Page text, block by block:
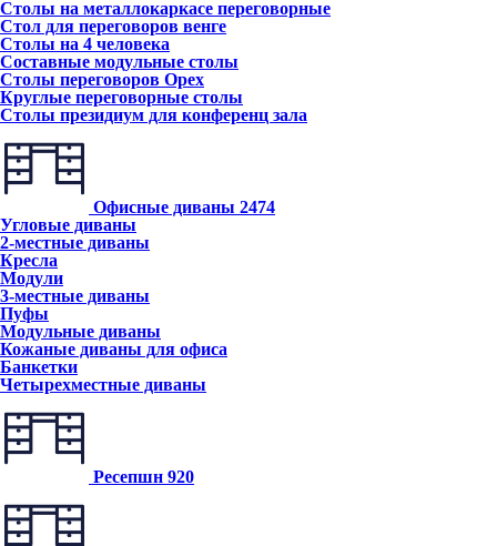
Столы на металлокаркасе переговорные
Стол для переговоров венге
Столы на 4 человека
Составные модульные столы
Столы переговоров Орех
Круглые переговорные столы
Столы президиум для конференц зала
Офисные диваны 2474
Угловые диваны
2-местные диваны
Кресла
Модули
3-местные диваны
Пуфы
Модульные диваны
Кожаные диваны для офиса
Банкетки
Четырехместные диваны
Ресепшн 920